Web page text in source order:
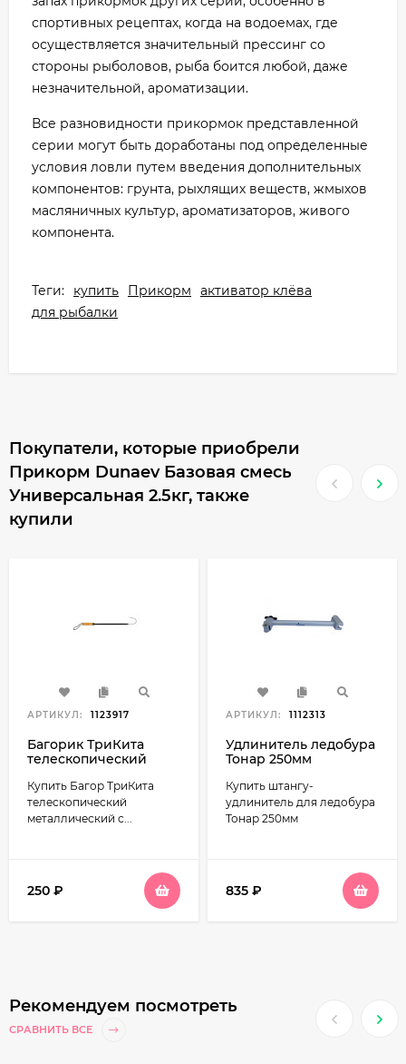
спортивных рецептах, когда на водоемах, где
осуществляется значительный прессинг со
стороны рыболовов, рыба боится любой, даже
незначительной, ароматизации.
Все разновидности прикормок представленной
серии могут быть доработаны под определенные
условия ловли путем введения дополнительных
компонентов: грунта, рыхлящих веществ, жмыхов
масляничных культур, ароматизаторов, живого
компонента.
Теги: купить Прикорм
активатор клёва
для рыбалки
Покупатели, которые приобрели
Прикорм Dunaev Базовая смесь
Универсальная 2.5кг, также
купили
АРТИКУЛ: 1123917
Багорик ТриКита
телескопический
деревянной ручкой
Купить Багор ТриКита
телескопический
металлический с...
250 ₽
АРТИКУЛ: 1112313
Удлинитель ледобура
Тонар 250мм
Купить штангу-
удлинитель для ледобура
Тонар 250мм
835 ₽
Рекомендуем посмотреть
СРАВНИТЬ ВСЕ